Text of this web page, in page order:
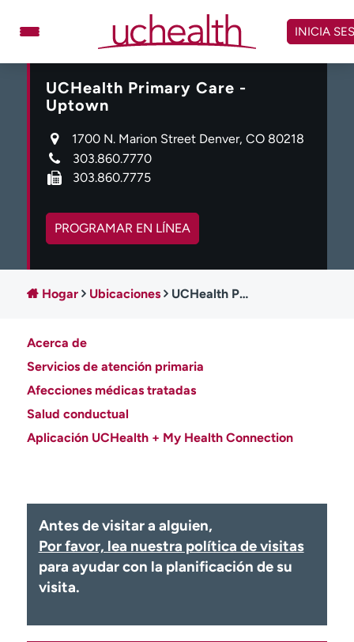
contenido
Médicos
Especialidades
Ubicaciones
Atención de urgencia
Facturación y precios
Remisiones
Carreras
Ready. Set. CO.
Ensayos clínicos
Empleados
Profesionales
Atención a medios de
comunicación
INICIA
UCHealth Primary Care -
Uptown
1700 N. Marion Street Denver, CO 80218
303.860.7770
303.860.7775
PROGRAMAR EN LÍNEA
Hogar Ubicaciones UCHealth Primary Care - Uptown
Acerca de
Servicios de atención primaria
Afecciones médicas tratadas
Salud conductual
Aplicación UCHealth + My Health Connection
Antes de visitar a alguien,
Por favor, lea nuestra política de visitas
para ayudar con la planificación de su
visita.